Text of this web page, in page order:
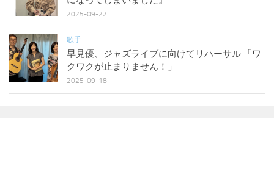
2025-09-22
歌手
早見優、ジャズライブに向けてリハーサル 「ワ
クワクが止まりません！」
2025-09-18